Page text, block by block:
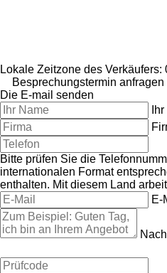
Lokale Zeitzone des Verkäufers:
Besprechungstermin anfragen
Die E-mail senden
Bitte prüfen Sie die
internationalen Format
enthalten. Mit diesem Land
E-